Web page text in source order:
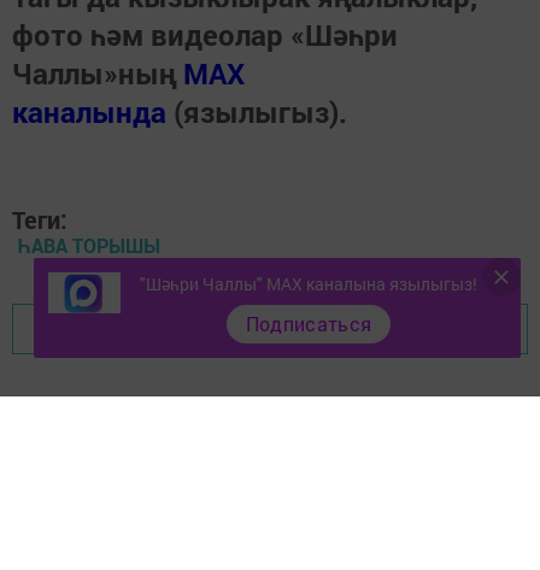
фото һәм видеолар «Шәһри
Чаллы»ның MAX
каналында (язылыгыз).
Теги:
ҺАВА ТОРЫШЫ
Перейти на страницу новости
"Шәһри Чаллы" MAX каналына язылыгыз!
Подписаться